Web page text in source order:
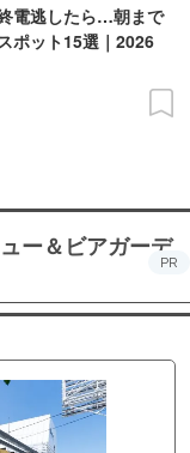
電逃したら…朝まで
ポット15選｜2026
ー＆ビアガーデ
PR